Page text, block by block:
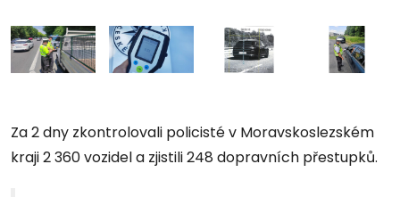
Za 2 dny zkontrolovali policisté v Moravskoslezském
kraji 2 360 vozidel a zjistili 248 dopravních přestupků.